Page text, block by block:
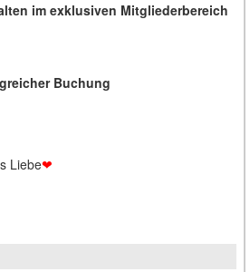
im exklusiven Mitgliederbereich
Buchung
Liebe❤